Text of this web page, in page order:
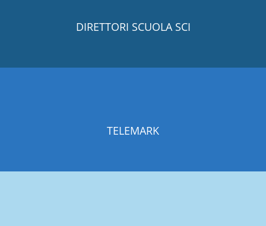
DIRETTORI SCUOLA SCI
TELEMARK